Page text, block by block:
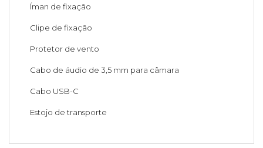
Íman de fixação
Clipe de fixação
Protetor de vento
Cabo de áudio de 3,5 mm para câmara
Cabo USB-C
Estojo de transporte